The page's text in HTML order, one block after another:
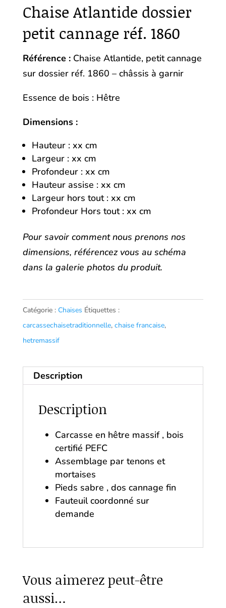
Chaise Atlantide dossier
petit cannage réf. 1860
Référence :Chaise Atlantide, petit cannage
sur dossier réf. 1860 – châssis à garnir
Essence de bois : Hêtre
Dimensions :
Hauteur : xx cm
Largeur : xx cm
Profondeur : xx cm
Hauteur assise : xx cm
Largeur hors tout : xx cm
Profondeur Hors tout : xx cm
Pour savoir comment nous prenons nos
dimensions, référencez vous au schéma
dans la galerie photos du produit.
Catégorie : Chaises Étiquettes :
carcassechaisetraditionnelle, chaise francaise,
hetremassif
Description
Description
Carcasse en hêtre massif , bois
certifié PEFC
Assemblage par tenons et
mortaises
Pieds sabre , dos cannage fin
Fauteuil coordonné sur
demande
Vous aimerez peut-être
aussi…